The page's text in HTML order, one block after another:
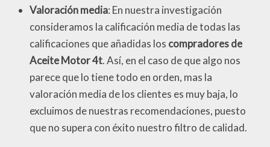
Valoración media: En nuestra investigación
consideramos la calificación media de todas las
calificaciones que añadidas los compradores de
Aceite Motor 4t. Así, en el caso de que algo nos
parece que lo tiene todo en orden, mas la
valoración media de los clientes es muy baja, lo
excluimos de nuestras recomendaciones, puesto
que no supera con éxito nuestro filtro de calidad.